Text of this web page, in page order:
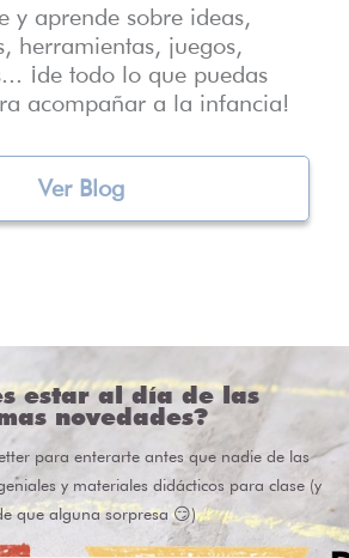
y aprende sobre ideas,
herramientas, juegos,
¡de todo lo que puedas
acompañar a la infancia!
Ver Blog
estar al día de las
novedades?
para enterarte antes que nadie de las
y materiales didácticos para clase (y
que alguna sorpresa 😏)